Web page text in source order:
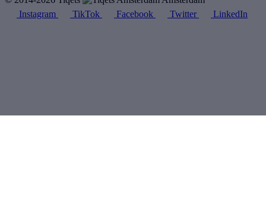
Instagram
TikTok Facebook Twitter LinkedIn